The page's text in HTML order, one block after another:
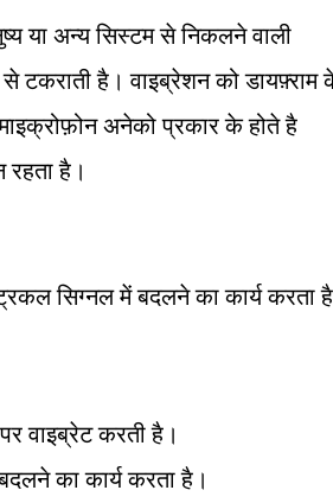
या अन्य सिस्टम से निकलने वाली
टकराती है। वाइब्रेशन को डायफ़्राम
अनेको प्रकार के होते है
रहता है।
सिग्नल में बदलने का कार्य करता
वाइब्रेट करती है।
का कार्य करता है।